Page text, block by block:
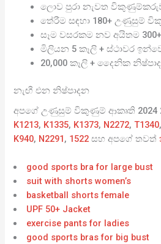
ලොව පුරා නැවත
තේරීම සඳහා 180+ උණුසුම්
සෑම වසරකම නව අයිතම 300+
මිලියන 5 කෑලි + ස්ථාවර
20,000 කෑලි + දෛනික
නැඟී එන නිෂ්පාදන
අපගේ උණුසුම් විකුණුම් ආකෘති 2024
K1213, K1335, K1373, N2272,T1340
K940, N2291, 1522සහ අපගේ තවත්
good sports bra for large bust
suit with shorts women’s
basketball shorts female
UPF 50+ Jacket
exercise pants for ladies
good sports bras for big bust